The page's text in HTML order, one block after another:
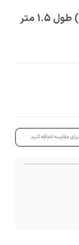
کابل برق دو چاک وریتی (Verity) طول 1.5 متر
برای مقایسه اضافه کنید